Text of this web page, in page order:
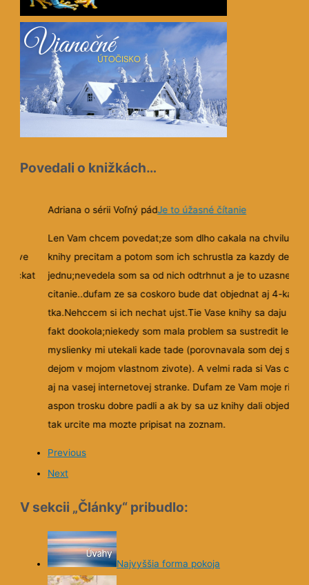
Povedali o knižkách…
Prave
dockat
Adriana o sérii Voľný pádJe to úžasné čítanie
Len Vam chcem povedat;ze som dlho cakala na chvilu
knihy precitam a potom som ich schrustla za kazdy den
jednu;nevedela som sa od nich odtrhnut a je touzasne
citanie..dufam ze sa coskoro bude dat objednat aj 4-ka a
tka.Nehccem si ich nechat ujst.Tie Vase knihy sa daju citat
fakt dookola;niekedy som mala problem sa sustredit lebo
myslienky mi utekali kade tade (porovnavala som dej s
dejom v mojom vlastnom zivote). A velmi rada si Vas citam
aj na vasej internetovej stranke. Dufam ze Vam moje
aspon trosku dobre padli a ak by sa uz knihy dali objednat
tak urcite ma mozte pripisat na zoznam.
Previous
Next
V sekcii „Články“ pribudlo:
Najvyššia forma pokoja